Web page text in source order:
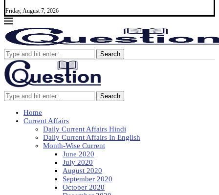
Friday, August 7, 2026
Search
Search
Home
Current Affairs
Daily Current Affairs Hindi
Daily Current Affairs In English
Month-Wise Current
June 2020
July 2020
August 2020
September 2020
October 2020